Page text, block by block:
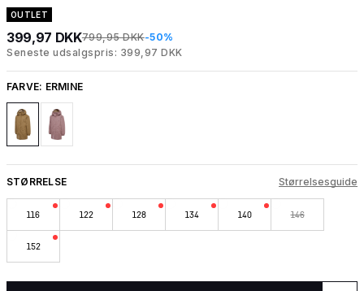
OUTLET
399,97 DKK799,95 DKK-50%
Seneste udsalgspris: 399,97 DKK
FARVE: ERMINE
STØRRELSE Størrelsesguide
116 122 128 134 140 146
152